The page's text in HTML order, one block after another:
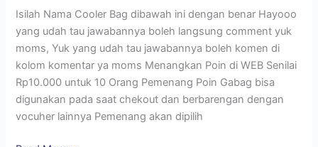
Isilah Nama Cooler Bag dibawah ini dengan benar Hayooo
yang udah tau jawabannya boleh langsung comment yuk
moms, Yuk yang udah tau jawabannya boleh komen di
kolom komentar ya moms Menangkan Poin di WEB Senilai
Rp10.000 untuk 10 Orang Pemenang Poin Gabag bisa
digunakan pada saat chekout dan berbarengan dengan
vocuher lainnya Pemenang akan dipilih